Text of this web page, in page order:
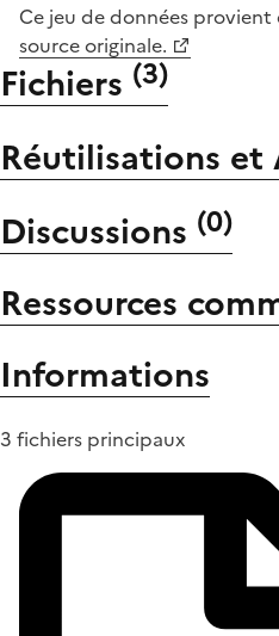
Ce jeu de données
source originale.
Fichiers (3)
Réutilisations et
Discussions (0)
Ressources
Informations
3 fichiers principaux